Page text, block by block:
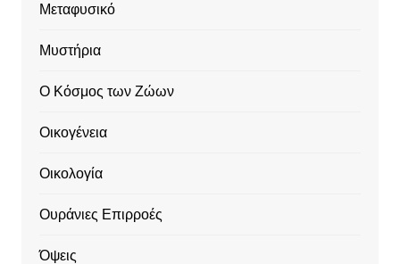
Μεταφυσικό
Μυστήρια
Ο Κόσμος των Ζώων
Οικογένεια
Οικολογία
Ουράνιες Επιρροές
Όψεις